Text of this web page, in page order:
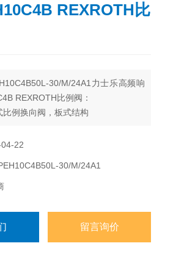
REXROTH比
30/M/24A1力士乐高频响
REXROTH比例阀：
例换向阀，板式结构
22
30/M/24A1
留言询价